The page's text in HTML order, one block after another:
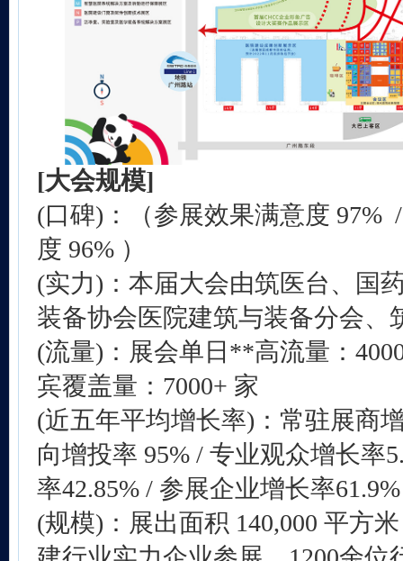
[大会规模]
(口碑)：（参展效果满意度 97%
度 96% ）
(实力)：本届大会由筑医台、国
装备协会医院建筑与装备分会、
(流量)：展会单日**高流量：
宾覆盖量：7000+ 家
(近五年平均增长率)：常驻展商
向增投率 95% / 专业观众增长率
率42.85% / 参展企业增长率61.9%
(规模)：展出面积 140,000 平方